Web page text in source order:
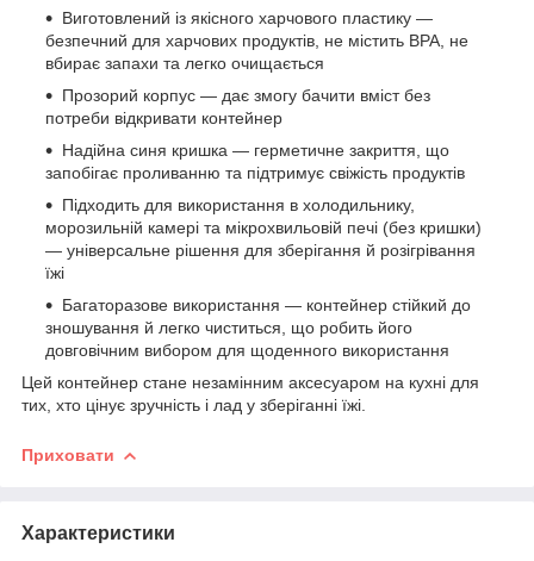
Виготовлений із якісного харчового пластику —
безпечний для харчових продуктів, не містить BPA, не
вбирає запахи та легко очищається
Прозорий корпус — дає змогу бачити вміст без
потреби відкривати контейнер
Надійна синя кришка — герметичне закриття, що
запобігає проливанню та підтримує свіжість продуктів
Підходить для використання в холодильнику,
морозильній камері та мікрохвильовій печі (без кришки)
— універсальне рішення для зберігання й розігрівання
їжі
Багаторазове використання — контейнер стійкий до
зношування й легко чиститься, що робить його
довговічним вибором для щоденного використання
Цей контейнер стане незамінним аксесуаром на кухні для
тих, хто цінує зручність і лад у зберіганні їжі.
Приховати
Характеристики